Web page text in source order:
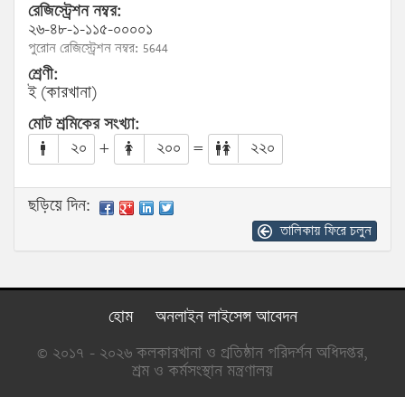
রেজিস্ট্রেশন নম্বর:
২৬-৪৮-১-১১৫-০০০০১
পুরোন রেজিস্ট্রেশন নম্বর: 5644
শ্রেণী:
ই (কারখানা)
মোট শ্রমিকের সংখ্যা:
২০
+ ২০০ = ২২০
ছড়িয়ে দিন:
তালিকায় ফিরে চলুন
হোম
অনলাইন লাইসেন্স আবেদন
© ২০১৭ - ২০২৬ কলকারখানা ও প্রতিষ্ঠান পরিদর্শন অধিদপ্তর,
শ্রম ও কর্মসংস্থান মন্ত্রণালয়